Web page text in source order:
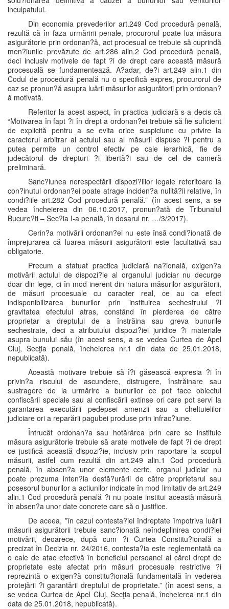
inculpatului.
Din economia prevederilor art.249 Cod procedură penală,
rezultă că în faza urmăririi penale, procurorul poate lua măsura
asigurătorie prin ordonan?ă, act procesual ce trebuie să cuprindă
men?iunile prevăzute de art.286 alin.2 Cod procedură penală,
deci inclusiv motivele de fapt ?i de drept care această măsură
procesuală se fundamentează. A?adar, de?i art.249 alin.1 din
Codul de procedură penală nu o specifică expres, procurorul de
caz se pronun?ă asupra luării măsurilor asigurătorii prin ordonan?
ă motivată.
Referitor la acest aspect, în practica judiciară s-a decis că
“Motivarea în fapt ?i în drept a ordonan?ei trebuie să fie suficient
de explicită pentru a se evita orice suspiciune cu privire la
caracterul arbitrar al actului sau al măsurii dispuse ?i pentru a
putea permite un control efectiv pe cale ierarhică, fie de
judecătorul de drepturi ?i libertă?i sau de cel de cameră
preliminară.
Sanc?iunea nerespectării dispozi?iilor legale referitoare la
con?inutul ordonan?ei poate atrage inciden?a nulită?ii relative, în
condi?iile art.282 Cod procedură penală.” (în acest sens, a se
vedea încheierea din 06.10.2017, pronun?ată de Tribunalul
Bucure?ti – Sec?ia I-a penală, în dosarul nr. …/3/2017).
Cerin?a motivării ordonan?ei nu este însă condi?ionată de
împrejurarea că luarea măsurii asigurătorii este facultativă sau
obligatorie.
Precum a statuat practica judiciară na?ională, exigen?a
motivării actului de dispozi?ie al organului judiciar nu decurge
doar din lege, ci în mod inerent din natura măsurilor asigurătorii,
de măsuri procesuale cu caracter real, ce au ca efect
indisponibilizarea bunurilor prin instituirea sechestrului ?i
gravitatea efectului atras, constând în pierderea de către
proprietar a dreptului de a înstrăina sau greva bunurile
sechestrate, deci a atributului dispozi?iei juridice ?i materiale
asupra bunului său (în acest sens, a se vedea Curtea de Apel
Cluj, Secţia penală, încheierea nr.1 din data de 25.01.2018,
nepublicată).
Această motivare trebuie să î?i găsească expresia ?i în
privin?a riscului de ascundere, distrugere, înstrăinare sau
sustragere de la urmărire a bunurilor ce pot face obiectul
confiscării speciale sau al confiscării extinse ori care pot servi la
garantarea executării pedepsei amenzii sau a cheltuielilor
judiciare ori a reparării pagubei produse prin infrac?iune.
Întrucât ordonan?a sau hotărârea prin care se instituie
măsura asigurătorie trebuie să arate motivele de fapt ?i de drept
ce justifică această dispozi?ie, inclusiv prin raportare la scopul
măsurii, astfel cum rezultă din art.249 alin.1 Cod procedură
penală, în absen?a unor elemente certe, organul judiciar nu
poate prezuma inten?ia desfă?urării de către proprietarul sau
posesorul bunurilor a actiunilor indicate în mod limitativ de art.249
alin.1 Cod procedură penală ?i nu poate institui această măsură
în absen?a unor date concrete care să o justifice.
De aceea, ”în cazul contesta?iei îndreptate împotriva luării
măsurii asigurătorii trebuie sanc?ionată neîndeplinirea condi?iei
motivării, deoarece, după cum ?i Curtea Constitu?ională a
precizat în Decizia nr. 24/2016, contesta?ia este reglementată ca
o cale de atac efectivă în beneficiul persoanei al cărei drept de
proprietate este afectat prin măsuri procesuale restrictive ?i
reprezintă o exigen?ă constitu?ională fundamentală în vederea
protejării ?i garantării dreptului de proprietate.” (în acest sens, a
se vedea Curtea de Apel Cluj, Secţia penală, încheierea nr.1 din
data de 25.01.2018, nepublicată).